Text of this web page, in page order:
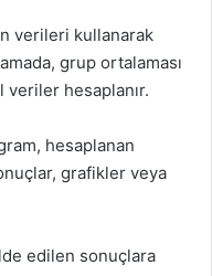
verileri kullanarak
grup ortalaması
hesaplanır.
hesaplanan
grafikler veya
edilen sonuçlara